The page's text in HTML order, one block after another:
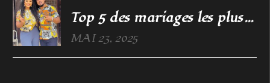
Top 5 des mariages les plus somptueux de Nollywood
MAI 23, 2025